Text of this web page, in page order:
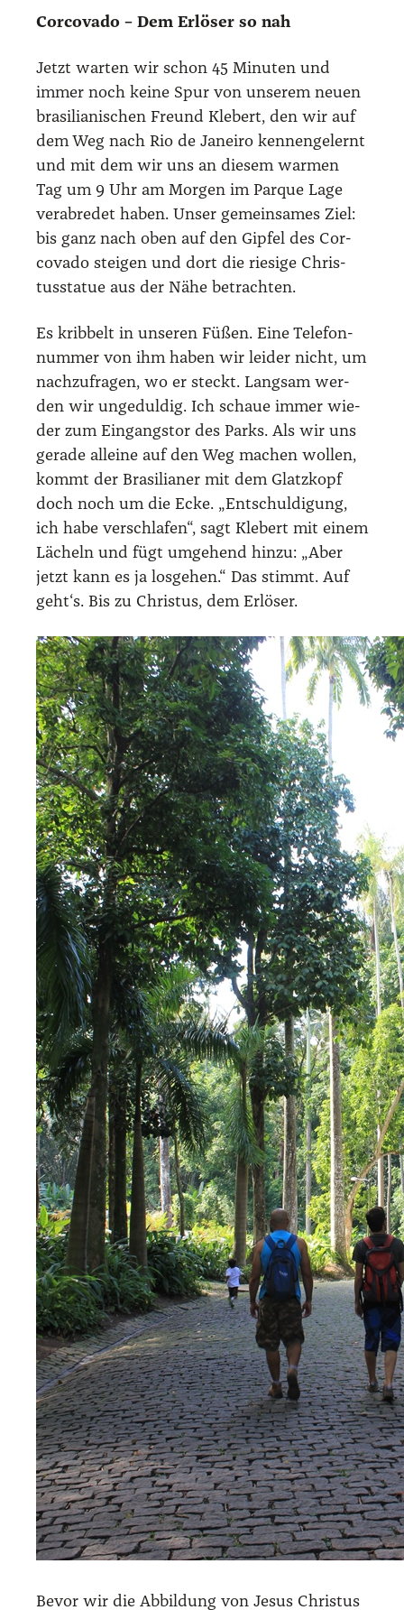
Cor­co­va­do – Dem Erlö­ser so nah
Jetzt war­ten wir schon 45 Minu­ten und
immer noch kei­ne Spur von unse­rem neu­en
bra­si­lia­ni­schen Freund Kle­bert, den wir auf
dem Weg nach Rio de Janei­ro ken­nen­ge­lernt
und mit dem wir uns an die­sem war­men
Tag um 9 Uhr am Mor­gen im Par­que Lage
ver­ab­re­det haben. Unser gemein­sa­mes Ziel:
bis ganz nach oben auf den Gip­fel des Cor­
co­va­do stei­gen und dort die rie­si­ge Chris­
tus­sta­tue aus der Nähe betrach­ten.
Es krib­belt in unse­ren Füßen. Eine Tele­fon­
num­mer von ihm haben wir lei­der nicht, um
nach­zu­fra­gen, wo er steckt. Lang­sam wer­
den wir unge­dul­dig. Ich schaue immer wie­
der zum Ein­gangs­tor des Parks. Als wir uns
gera­de allei­ne auf den Weg machen wol­len,
kommt der Bra­si­lia­ner mit dem Glatz­kopf
doch noch um die Ecke. „Ent­schul­di­gung,
ich habe ver­schla­fen“, sagt Kle­bert mit einem
Lächeln und fügt umge­hend hin­zu: „Aber
jetzt kann es ja los­ge­hen.“ Das stimmt. Auf
geht‘s. Bis zu Chris­tus, dem Erlö­ser.
Bevor wir die Abbil­dung von Jesus Chris­tus